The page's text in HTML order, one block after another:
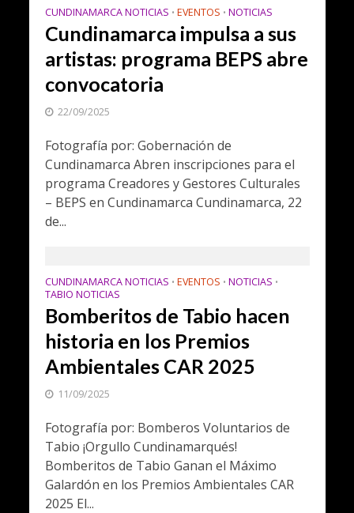
CUNDINAMARCA NOTICIAS • EVENTOS • NOTICIAS
Cundinamarca impulsa a sus
artistas: programa BEPS abre
convocatoria
22/09/2025
Fotografía por: Gobernación de
Cundinamarca Abren inscripciones para el
programa Creadores y Gestores Culturales
– BEPS en Cundinamarca Cundinamarca, 22
de...
CUNDINAMARCA NOTICIAS • EVENTOS • NOTICIAS •
TABIO NOTICIAS
Bomberitos de Tabio hacen
historia en los Premios
Ambientales CAR 2025
11/09/2025
Fotografía por: Bomberos Voluntarios de
Tabio ¡Orgullo Cundinamarqués!
Bomberitos de Tabio Ganan el Máximo
Galardón en los Premios Ambientales CAR
2025 El...